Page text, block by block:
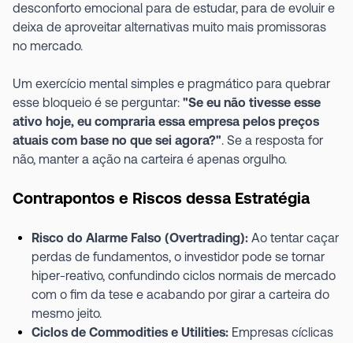
desconforto emocional para de estudar, para de evoluir e
deixa de aproveitar alternativas muito mais promissoras
no mercado.
Um exercício mental simples e pragmático para quebrar
esse bloqueio é se perguntar: "Se eu não tivesse esse
ativo hoje, eu compraria essa empresa pelos preços
atuais com base no que sei agora?". Se a resposta for
não, manter a ação na carteira é apenas orgulho.
Contrapontos e Riscos dessa Estratégia
Risco do Alarme Falso (Overtrading): Ao tentar caçar
perdas de fundamentos, o investidor pode se tornar
hiper-reativo, confundindo ciclos normais de mercado
com o fim da tese e acabando por girar a carteira do
mesmo jeito.
Ciclos de Commodities e Utilities: Empresas cíclicas